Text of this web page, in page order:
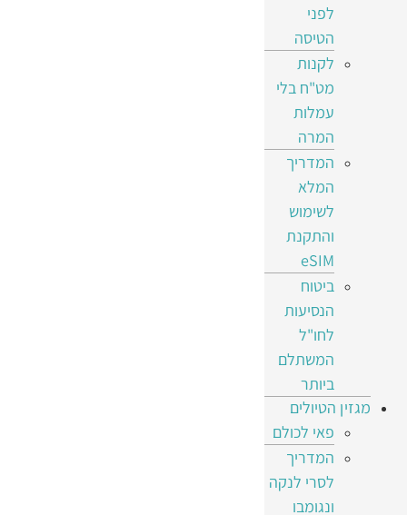
לפני
הטיסה
לקנות
מט"ח בלי
עמלות
המרה
המדריך
המלא
לשימוש
והתקנת
eSIM
ביטוח
הנסיעות
לחו"ל
המשתלם
ביותר
מגזין הטיולים
פאי לכולם
המדריך
לסרי לנקה
ונגומבו